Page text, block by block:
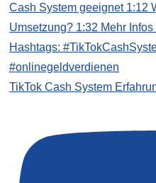
TikTok Cash System